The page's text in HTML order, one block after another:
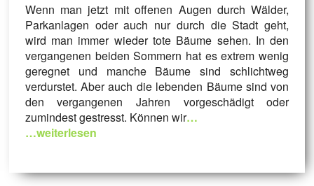
Wenn man jetzt mit offenen Augen durch Wälder,
Parkanlagen oder auch nur durch die Stadt geht,
wird man immer wieder tote Bäume sehen. In den
vergangenen beiden Sommern hat es extrem wenig
geregnet und manche Bäume sind schlichtweg
verdurstet. Aber auch die lebenden Bäume sind von
den vergangenen Jahren vorgeschädigt oder
zumindest gestresst. Können wir…
…weiterlesen